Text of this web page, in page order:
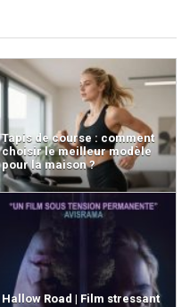
Tapis de course : comment
choisir le meilleur modèle
pour la maison ?
Hallow Road | Film stressant